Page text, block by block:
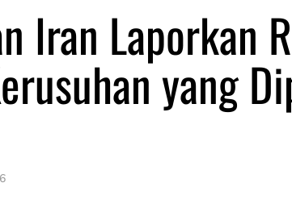
Iran Laporkan
yang